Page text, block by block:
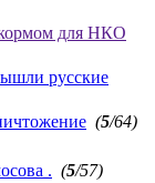
кормом для НКО
русские
(5/64)
. (5/57)